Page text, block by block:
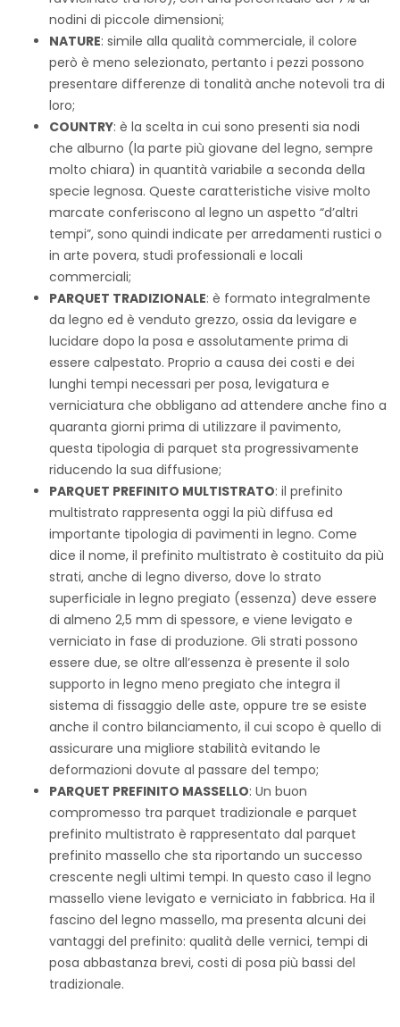
nodini di piccole dimensioni;
NATURE: simile alla qualità commerciale, il colore
però è meno selezionato, pertanto i pezzi possono
presentare differenze di tonalità anche notevoli tra di
loro;
COUNTRY: è la scelta in cui sono presenti sia nodi
che alburno (la parte più giovane del legno, sempre
molto chiara) in quantità variabile a seconda della
specie legnosa. Queste caratteristiche visive molto
marcate conferiscono al legno un aspetto “d’altri
tempi”, sono quindi indicate per arredamenti rustici o
in arte povera, studi professionali e locali
commerciali;
PARQUET TRADIZIONALE: è formato integralmente
da legno ed è venduto grezzo, ossia da levigare e
lucidare dopo la posa e assolutamente prima di
essere calpestato. Proprio a causa dei costi e dei
lunghi tempi necessari per posa, levigatura e
verniciatura che obbligano ad attendere anche fino a
quaranta giorni prima di utilizzare il pavimento,
questa tipologia di parquet sta progressivamente
riducendo la sua diffusione;
PARQUET PREFINITO MULTISTRATO: il prefinito
multistrato rappresenta oggi la più diffusa ed
importante tipologia di pavimenti in legno. Come
dice il nome, il prefinito multistrato è costituito da più
strati, anche di legno diverso, dove lo strato
superficiale in legno pregiato (essenza) deve essere
di almeno 2,5 mm di spessore, e viene levigato e
verniciato in fase di produzione. Gli strati possono
essere due, se oltre all’essenza è presente il solo
supporto in legno meno pregiato che integra il
sistema di fissaggio delle aste, oppure tre se esiste
anche il contro bilanciamento, il cui scopo è quello di
assicurare una migliore stabilità evitando le
deformazioni dovute al passare del tempo;
PARQUET PREFINITO MASSELLO: Un buon
compromesso tra parquet tradizionale e parquet
prefinito multistrato è rappresentato dal parquet
prefinito massello che sta riportando un successo
crescente negli ultimi tempi. In questo caso il legno
massello viene levigato e verniciato in fabbrica. Ha il
fascino del legno massello, ma presenta alcuni dei
vantaggi del prefinito: qualità delle vernici, tempi di
posa abbastanza brevi, costi di posa più bassi del
tradizionale.